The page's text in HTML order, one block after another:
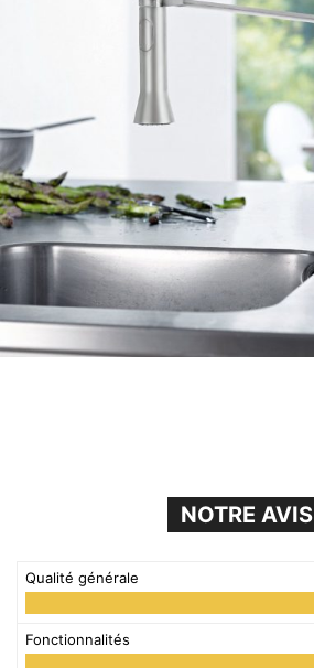
NOTRE AVIS
Qualité générale
Fonctionnalités